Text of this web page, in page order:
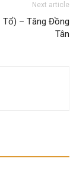
Next article
Tổ) – Tăng Đồng
Tân